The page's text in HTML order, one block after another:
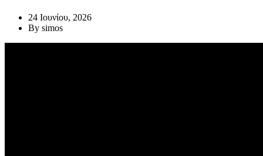
24 Ιουνίου, 2026
By simos